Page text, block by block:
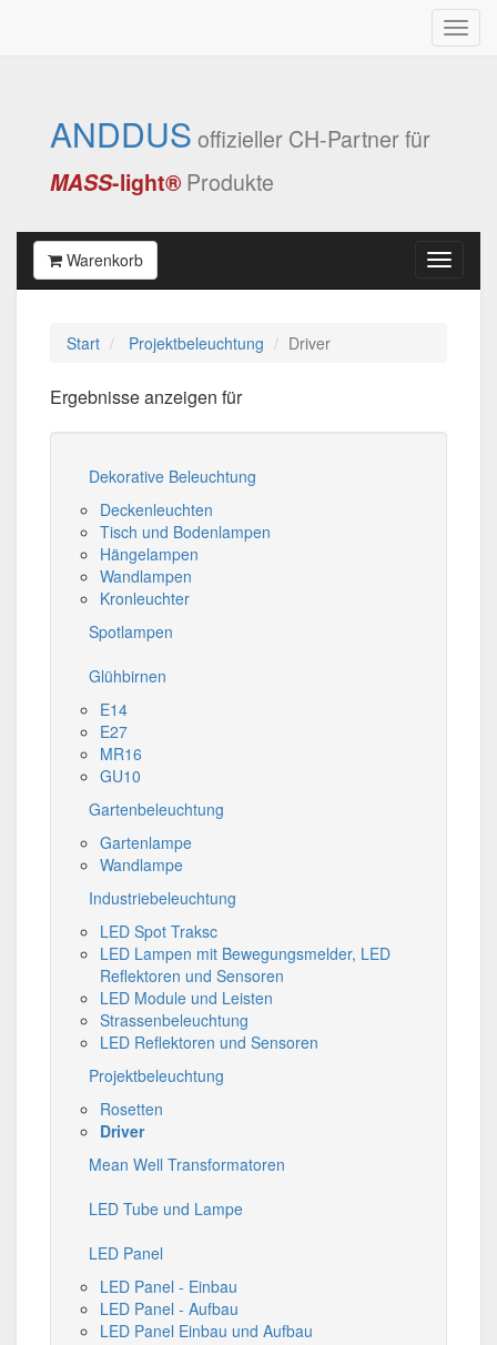
ANDDUS offizieller CH-Partner für
MASS-light® Produkte
Warenkorb
Start Projektbeleuchtung Driver
Ergebnisse anzeigen für
Dekorative Beleuchtung
Deckenleuchten
Tisch und Bodenlampen
Hängelampen
Wandlampen
Kronleuchter
Spotlampen
Glühbirnen
E14
E27
MR16
GU10
Gartenbeleuchtung
Gartenlampe
Wandlampe
Industriebeleuchtung
LED Spot Traksc
LED Lampen mit Bewegungsmelder, LED
Reflektoren und Sensoren
LED Module und Leisten
Strassenbeleuchtung
LED Reflektoren und Sensoren
Projektbeleuchtung
Rosetten
Driver
Mean Well Transformatoren
LED Tube und Lampe
LED Panel
LED Panel - Einbau
LED Panel - Aufbau
LED Panel Einbau und Aufbau